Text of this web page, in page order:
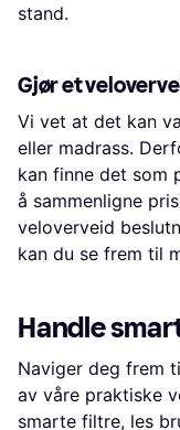
stand.
Gjør et
Vi vet at det kan
eller madrass.
kan finne det som
å sammenligne
veloverveid
kan du se frem til
Handle
Naviger deg frem
av våre praktiske
smarte filtre, les